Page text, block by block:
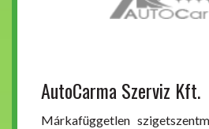
AutoCarma Szerviz Kft.
Márkafüggetlen